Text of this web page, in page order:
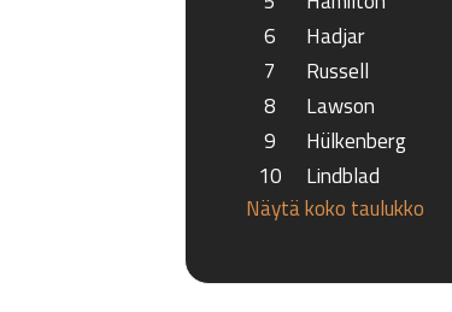
6
Hadjar
7
Russell
8
Lawson
9
Hülkenberg
10
Lindblad
Näytä koko taulukko